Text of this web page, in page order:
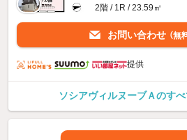
2階 / 1R / 23.59㎡
お問い合わせ （無
提供
ソシアヴィルヌーブＡのす